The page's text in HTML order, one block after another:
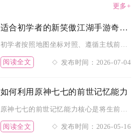
更多+
适合初学者的新笑傲江湖手游奇遇攻略图解
阅读全文 发布时间：2026-07-04
如何利用原神七七的前世记忆能力
阅读全文 发布时间：2026-05-16